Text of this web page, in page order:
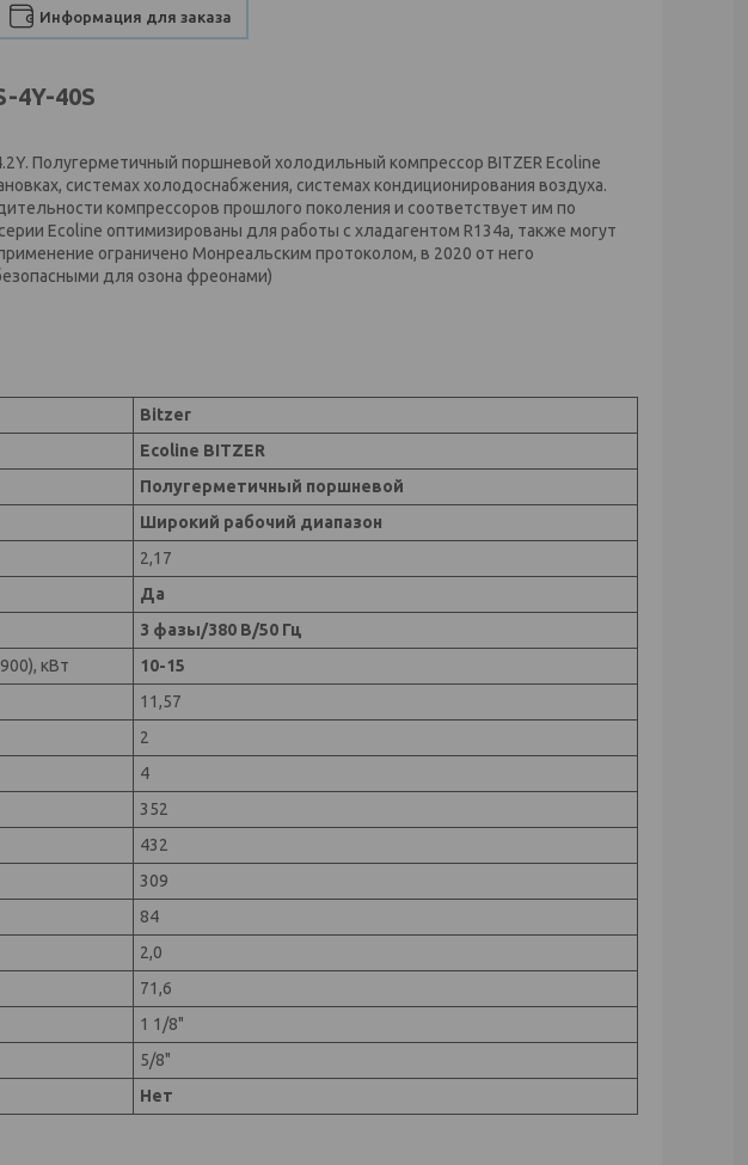
Информация для заказа
4Y-40S
Полугерметичный поршневой холодильный компрессор BITZER Ecoline
системах холодоснабжения, системах кондиционирования воздуха.
компрессоров прошлого поколения и соответствует им по
Ecoline оптимизированы для работы с хладагентом R134a, также могут
ограничено Монреальским протоколом, в 2020 от него
для озона фреонами)
Bitzer
Ecoline BITZER
Полугерметичный поршневой
Широкий рабочий диапазон
2,17
Да
3 фазы/380 В/50 Гц
кВт
10-15
11,57
2
4
352
432
309
84
2,0
71,6
1 1/8"
5/8"
Нет